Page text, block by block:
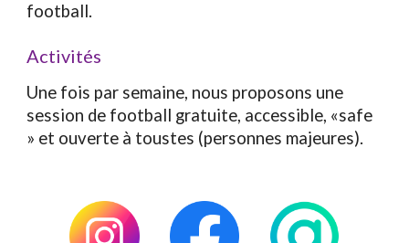
football.
Activités
Une fois par semaine, nous proposons une
session de football gratuite, accessible, «safe
» et ouverte à toustes (personnes majeures).